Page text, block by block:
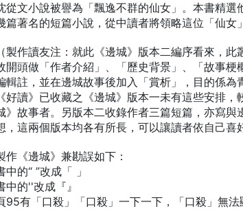
從文小說被譽為「飄逸不群的仙女」。本書精選
篇著名的短篇小說，從中讀者將領略這位「仙女
（製作讀友注：就此《邊城》版本二編序看來，此
開頭做「作者介紹」、「歷史背景」、「故事梗
輯註，並在邊城故事後加入「賞析」，目的係為
《好讀》已收藏之《邊城》版本一未有這些安排
》故事者。另版本二收錄作者三篇短篇，亦寫與
，這兩個版本均各有所長，可以讓讀者依自己喜
作《邊城》兼勘誤如下：
中的“ ”改成「 」
中的''改成『』
95有「口殺」「口殺」一下一下，「口殺」無法